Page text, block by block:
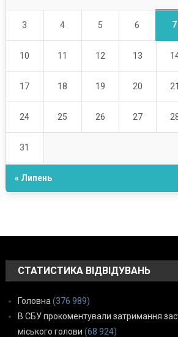
3 4 5 6 7
10 11 12 13
17 18 19 20 21
24 25 26 27
31
« Липень
СТАТИСТИКА ВІДВІДУВАНЬ
Головна (376 989)
В СБУ прокоментували затримання
міського голови (68 924)